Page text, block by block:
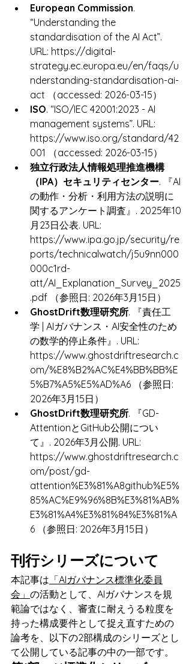
European Commission.
“Understanding the
standardisation of the AI Act”.
URL: https://digital-
strategy.ec.europa.eu/en/faqs/u
nderstanding-standardisation-ai-
act （accessed: 2026-03-15）
ISO. “ISO/IEC 42001:2023 - AI
management systems”. URL:
https://www.iso.org/standard/42
001 （accessed: 2026-03-15）
独立行政法人情報処理推進機構
（IPA）セキュリティセンター. 『AI
の動作・分析・利用方法の説明に
関するアンケート調査』. 2025年10
月23日公表. URL:
https://www.ipa.go.jp/security/re
ports/technicalwatch/j5u9nn000
000c1rd-
att/AI_Explanation_Survey_2025
.pdf （参照日: 2026年3月15日）
GhostDrift数理研究所. 『責任工
学 | AIガバナンス・AI安全性のため
の数学的停止条件』. URL:
https://www.ghostdriftresearch.c
om/%E8%B2%AC%E4%BB%BB%E
5%B7%A5%E5%AD%A6 （参照日:
2026年3月15日）
GhostDrift数理研究所. 『GD-
AttentionとGitHub公開につい
て』. 2026年3月公開. URL:
https://www.ghostdriftresearch.c
om/post/gd-
attention%E3%81%A8github%E5%
85%AC%E9%96%8B%E3%81%AB%
E3%81%A4%E3%81%84%E3%81%A
6 （参照日: 2026年3月15日）
刊行シリーズについて
本記事は 「AIガバナンス標準化委員
会」 の活動として、AIガバナンスを規
範論ではなく、審査に耐えうる粒度を
持った構成要件として捉え直すための
論考を、以下の2部構成のシリーズとし
て公開している記事の中の一部です。